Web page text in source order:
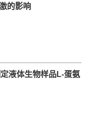
的影响
液体生物样品L-蛋氨